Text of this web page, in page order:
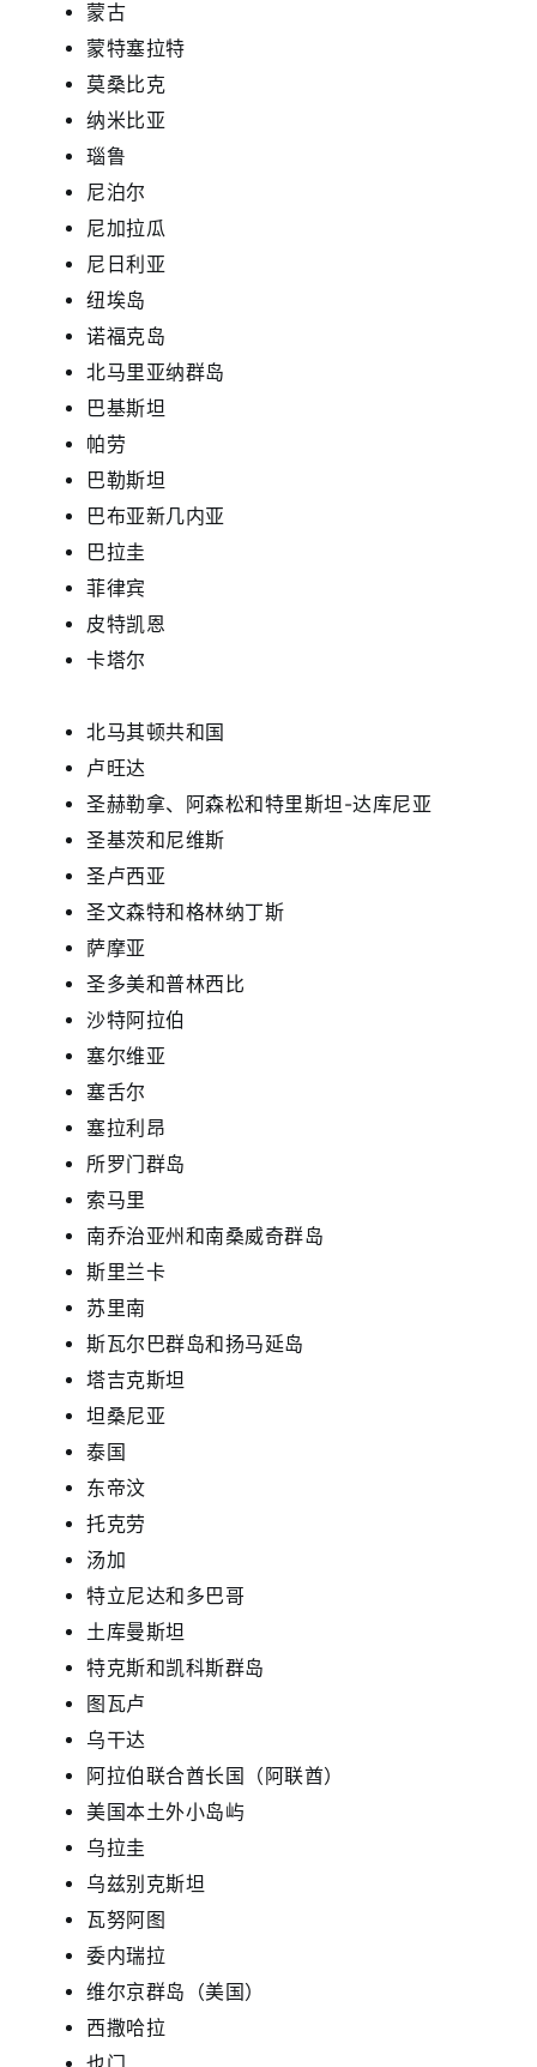
蒙古
蒙特塞拉特
莫桑比克
纳米比亚
瑙鲁
尼泊尔
尼加拉瓜
尼日利亚
纽埃岛
诺福克岛
北马里亚纳群岛
巴基斯坦
帕劳
巴勒斯坦
巴布亚新几内亚
巴拉圭
菲律宾
皮特凯恩
卡塔尔
北马其顿共和国
卢旺达
圣赫勒拿、阿森松和特里斯坦-达库尼亚
圣基茨和尼维斯
圣卢西亚
圣文森特和格林纳丁斯
萨摩亚
圣多美和普林西比
沙特阿拉伯
塞尔维亚
塞舌尔
塞拉利昂
所罗门群岛
索马里
南乔治亚州和南桑威奇群岛
斯里兰卡
苏里南
斯瓦尔巴群岛和扬马延岛
塔吉克斯坦
坦桑尼亚
泰国
东帝汶
托克劳
汤加
特立尼达和多巴哥
土库曼斯坦
特克斯和凯科斯群岛
图瓦卢
乌干达
阿拉伯联合酋长国（阿联酋）
美国本土外小岛屿
乌拉圭
乌兹别克斯坦
瓦努阿图
委内瑞拉
维尔京群岛（美国）
西撒哈拉